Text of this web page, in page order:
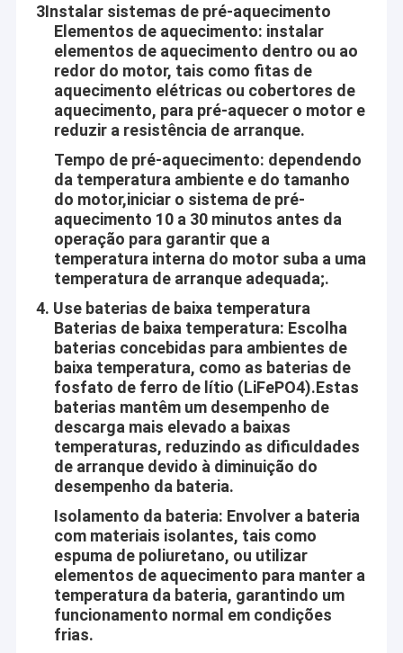
3Instalar sistemas de pré-aquecimento
Elementos de aquecimento: instalar
elementos de aquecimento dentro ou ao
redor do motor, tais como fitas de
aquecimento elétricas ou cobertores de
aquecimento, para pré-aquecer o motor e
reduzir a resistência de arranque.
Tempo de pré-aquecimento: dependendo
da temperatura ambiente e do tamanho
do motor,iniciar o sistema de pré-
aquecimento 10 a 30 minutos antes da
operação para garantir que a
temperatura interna do motor suba a uma
temperatura de arranque adequada;.
4. Use baterias de baixa temperatura
Baterias de baixa temperatura: Escolha
baterias concebidas para ambientes de
baixa temperatura, como as baterias de
fosfato de ferro de lítio (LiFePO4).Estas
baterias mantêm um desempenho de
descarga mais elevado a baixas
temperaturas, reduzindo as dificuldades
de arranque devido à diminuição do
desempenho da bateria.
Isolamento da bateria: Envolver a bateria
com materiais isolantes, tais como
espuma de poliuretano, ou utilizar
elementos de aquecimento para manter a
temperatura da bateria, garantindo um
funcionamento normal em condições
frias.